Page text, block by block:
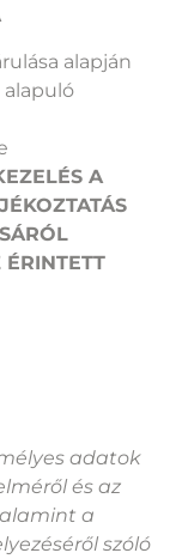
alapján
A
ÉRINTETT
adatok
és az
a
szóló